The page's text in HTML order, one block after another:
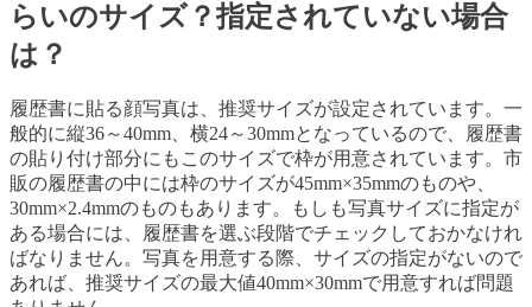
らいのサイズ？指定されていない場合
は？
履歴書に貼る顔写真は、推奨サイズが設定されています。一
般的に縦36～40mm、横24～30mmとなっているので、履歴書
の貼り付け部分にもこのサイズで枠が用意されています。市
販の履歴書の中には枠のサイズが45mm×35mmのものや、
30mm×2.4mmのものもあります。もしも写真サイズに指定が
ある場合には、履歴書を選ぶ段階でチェックしておかなけれ
ばなりません。写真を用意する際、サイズの指定がないので
あれば、推奨サイズの最大値40mm×30mmで用意すれば問題